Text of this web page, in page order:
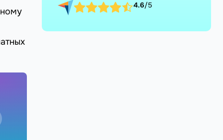
4.6/5